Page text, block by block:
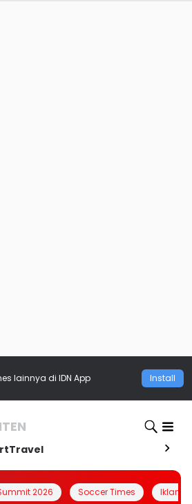
lainnya di IDN App Install
Travel
2026 Soccer Times Iklanin